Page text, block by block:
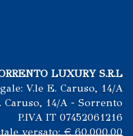
LUXURY S.R.L
V.le E. Caruso, 14/A
Caruso, 14/A - Sorrento
P.IVA IT 07452061216
versato: € 60.000.00